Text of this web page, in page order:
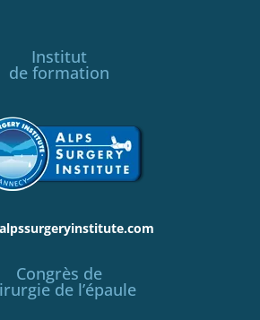
Institut
de formation
Congrès de
de l’épaule